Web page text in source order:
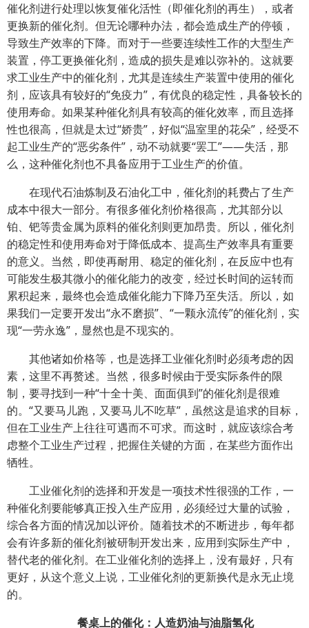
催化剂进行处理以恢复催化活性（即催化剂的再生），或者
更换新的催化剂。但无论哪种办法，都会造成生产的停顿，
导致生产效率的下降。而对于一些要连续性工作的大型生产
装置，停工更换催化剂，造成的损失是难以弥补的。这就要
求工业生产中的催化剂，尤其是连续生产装置中使用的催化
剂，应该具有较好的“免疫力”，有优良的稳定性，具备较长的
使用寿命。如果某种催化剂具有较高的催化效率，而且选择
性也很高，但就是太过“娇贵”，好似“温室里的花朵”，经受不
起工业生产的“恶劣条件”，动不动就要“罢工”——失活，那
么，这种催化剂也不具备应用于工业生产的价值。
在现代石油炼制及石油化工中，催化剂的耗费占了生产
成本中很大一部分。有很多催化剂价格很高，尤其部分以
铂、钯等贵金属为原料的催化剂则更加昂贵。所以，催化剂
的稳定性和使用寿命对于降低成本、提高生产效率具有重要
的意义。当然，即使再耐用、稳定的催化剂，在反应中也有
可能发生极其微小的催化能力的改变，经过长时间的运转而
累积起来，最终也会造成催化能力下降乃至失活。所以，如
果我们一定要开发出“永不磨损”、“一颗永流传”的催化剂，实
现“一劳永逸”，显然也是不现实的。
其他诸如价格等，也是选择工业催化剂时必须考虑的因
素，这里不再赘述。当然，很多时候由于受实际条件的限
制，要寻找到一种“十全十美、面面俱到”的催化剂是很难
的。“又要马儿跑，又要马儿不吃草”，虽然这是追求的目标，
但在工业生产上往往可遇而不可求。而这时，就应该综合考
虑整个工业生产过程，把握住关键的方面，在某些方面作出
牺牲。
工业催化剂的选择和开发是一项技术性很强的工作，一
种催化剂要能够真正投入生产应用，必须经过大量的试验，
综合各方面的情况加以评价。随着技术的不断进步，每年都
会有许多新的催化剂被研制开发出来，应用到实际生产中，
替代老的催化剂。在工业催化剂的选择上，没有最好，只有
更好，从这个意义上说，工业催化剂的更新换代是永无止境
的。
餐桌上的催化：人造奶油与油脂氢化